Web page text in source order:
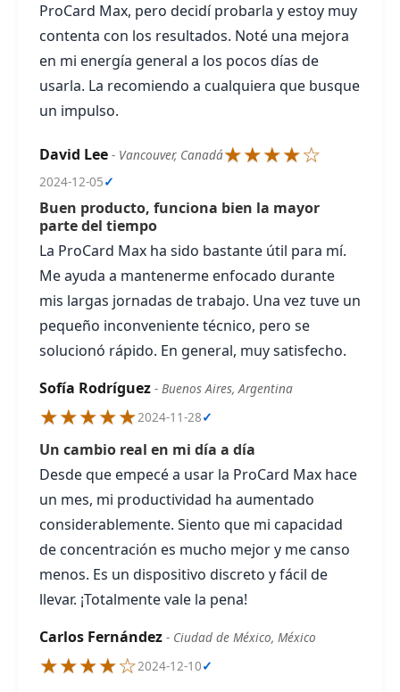
ProCard Max, pero decidí probarla y estoy muy
contenta con los resultados. Noté una mejora
en mi energía general a los pocos días de
usarla. La recomiendo a cualquiera que busque
un impulso.
David Lee - Vancouver, Canadá★★★★☆
2024-12-05✓
Buen producto, funciona bien la mayor
parte del tiempo
La ProCard Max ha sido bastante útil para mí.
Me ayuda a mantenerme enfocado durante
mis largas jornadas de trabajo. Una vez tuve un
pequeño inconveniente técnico, pero se
solucionó rápido. En general, muy satisfecho.
Sofía Rodríguez - Buenos Aires, Argentina
★★★★★2024-11-28✓
Un cambio real en mi día a día
Desde que empecé a usar la ProCard Max hace
un mes, mi productividad ha aumentado
considerablemente. Siento que mi capacidad
de concentración es mucho mejor y me canso
menos. Es un dispositivo discreto y fácil de
llevar. ¡Totalmente vale la pena!
Carlos Fernández - Ciudad de México, México
★★★★☆2024-12-10✓